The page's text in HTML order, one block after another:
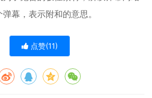
幕，表示附和的意思。
点赞(11)